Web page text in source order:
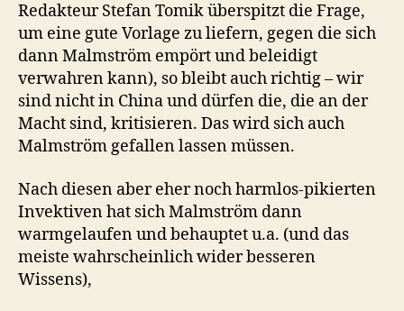
Redakteur Stefan Tomik überspitzt die Frage,
um eine gute Vorlage zu liefern, gegen die sich
dann Malmström empört und beleidigt
verwahren kann), so bleibt auch richtig – wir
sind nicht in China und dürfen die, die an der
Macht sind, kritisieren. Das wird sich auch
Malmström gefallen lassen müssen.
Nach diesen aber eher noch harmlos-pikierten
Invektiven hat sich Malmström dann
warmgelaufen und behauptet u.a. (und das
meiste wahrscheinlich wider besseren
Wissens),